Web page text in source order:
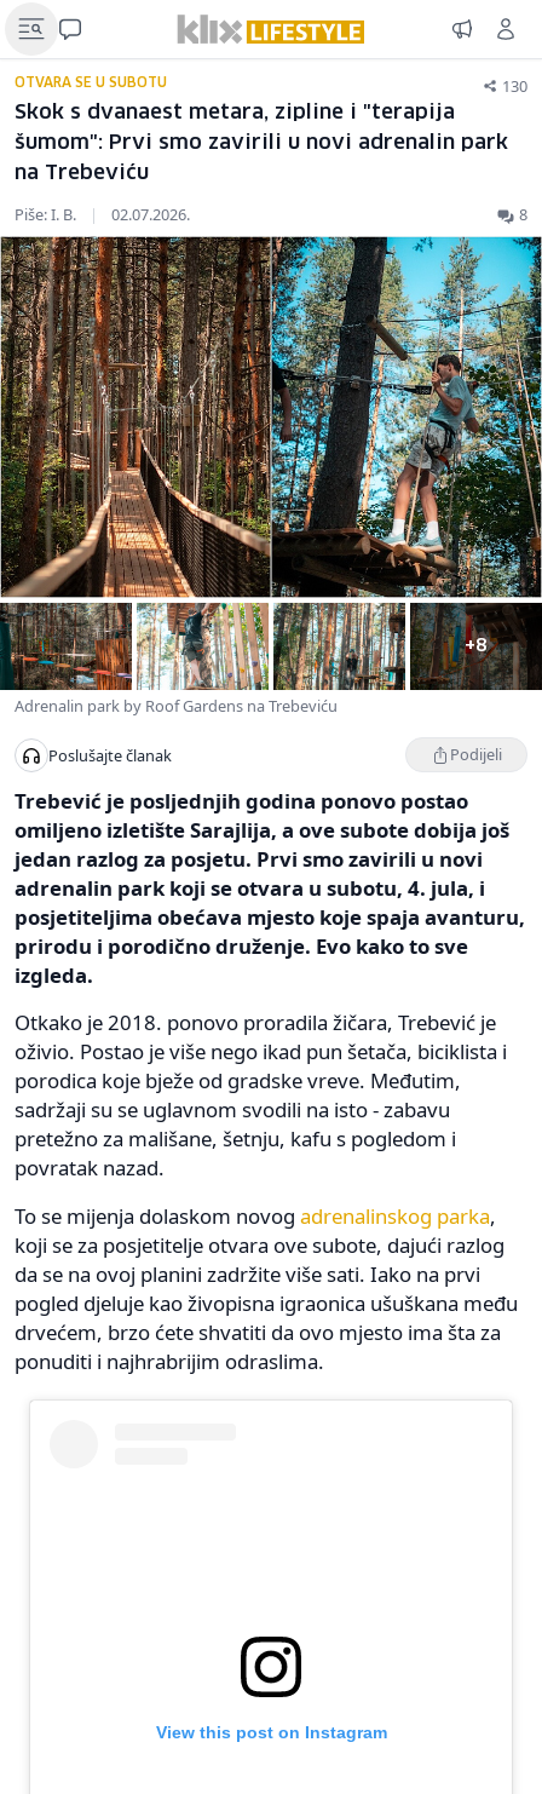
OTVARA SE U SUBOTU 130
Skok s dvanaest metara, zipline i "terapija
šumom": Prvi smo zavirili u novi adrenalin park
na Trebeviću
Piše: I. B. | 02.07.2026. 8
+8
Adrenalin park by Roof Gardens na Trebeviću
Poslušajte članak Podijeli
Trebević je posljednjih godina ponovo postao
omiljeno izletište Sarajlija, a ove subote dobija još
jedan razlog za posjetu. Prvi smo zavirili u novi
adrenalin park koji se otvara u subotu, 4. jula, i
posjetiteljima obećava mjesto koje spaja avanturu,
prirodu i porodično druženje. Evo kako to sve
izgleda.
Otkako je 2018. ponovo proradila žičara, Trebević je
oživio. Postao je više nego ikad pun šetača, biciklista i
porodica koje bježe od gradske vreve. Međutim,
sadržaji su se uglavnom svodili na isto - zabavu
pretežno za mališane, šetnju, kafu s pogledom i
povratak nazad.
To se mijenja dolaskom novog adrenalinskog parka,
koji se za posjetitelje otvara ove subote, dajući razlog
da se na ovoj planini zadržite više sati. Iako na prvi
pogled djeluje kao živopisna igraonica ušuškana među
drvećem, brzo ćete shvatiti da ovo mjesto ima šta za
ponuditi i najhrabrijim odraslima.
View this post on Instagram